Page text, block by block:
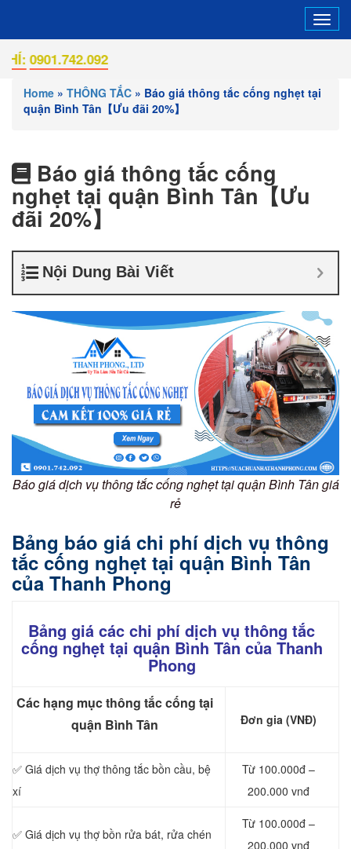
Home » THÔNG TẮC » Báo giá thông tắc cống nghẹt tại
quận Bình Tân【Ưu đãi 20%】
Báo giá thông tắc cống
nghẹt tại quận Bình Tân【Ưu
đãi 20%】
Nội Dung Bài Viết
Báo giá dịch vụ thông tắc cống nghẹt tại quận Bình Tân giá
rẻ
Bảng báo giá chi phí dịch vụ thông
tắc cống nghẹt tại quận Bình Tân
của Thanh Phong
Bảng giá các chi phí dịch vụ thông tắc
cống nghẹt tại quận Bình Tân của Thanh
Phong
Các hạng mục thông tắc cống tại
quận Bình Tân
Đơn gia (VNĐ)
✅ Giá dịch vụ thợ thông tắc bồn cầu, bệ
xí
Từ 100.000đ –
200.000 vnđ
✅ Giá dịch vụ thợ bồn rửa bát, rửa chén
Từ 100.000đ –
200.000 vnđ